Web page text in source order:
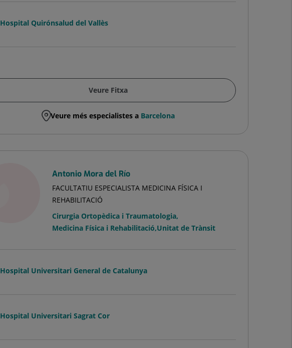
Hospital Quirónsalud del Vallès
Veure Fitxa
Veure més especialistes a Barcelona
Antonio Mora del Río
FACULTATIU ESPECIALISTA MEDICINA FÍSICA I
REHABILITACIÓ
Cirurgia Ortopèdica i Traumatologia,
Medicina Física i Rehabilitació,Unitat de Trànsit
Hospital Universitari General de Catalunya
Hospital Universitari Sagrat Cor